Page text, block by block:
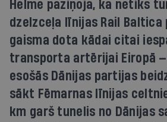
Helme paziņoja, ka netiks
dzelzceļa līnijas Rail Baltica
gaisma dota kādai citai
transporta artērijai Eiropā
esošās Dānijas partijas
sākt Fēmarnas līnijas
km garš tunelis no Dānijas